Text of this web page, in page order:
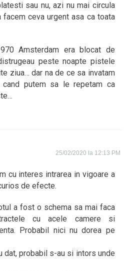
sau nu, azi nu mai circula
ceva urgent asa ca toata
Amsterdam era blocat de
peste noapte pistele
ziua… dar na de ce sa invatam
putem sa le repetam ca
25/02/2020 la 12:13 PM
cu interes intrarea in vigoare a
de efecte.
a fost o schema sa mai faca
cu acele camere si
Probabil nici nu dorea pe
dat, probabil s-au si intors unde